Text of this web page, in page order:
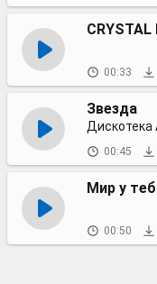
CRYSTAL
00:33
Звезда
Дискотека
00:45
Мир у
00:50